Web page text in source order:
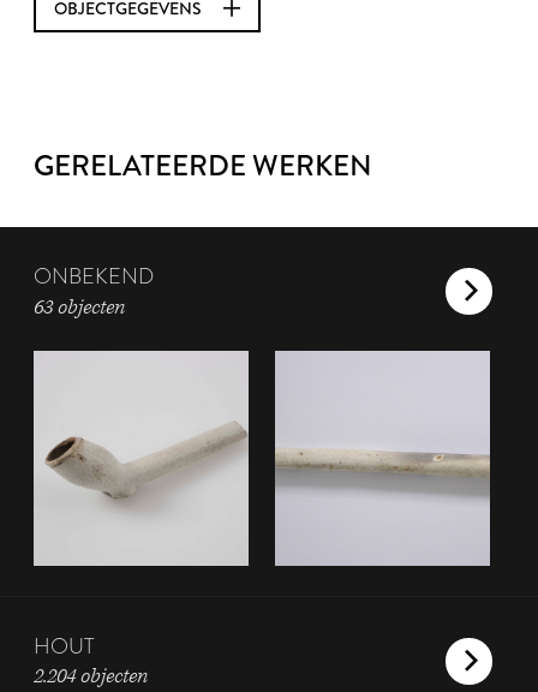
OBJECTGEGEVENS
GERELATEERDE WERKEN
ONBEKEND
63 objecten
HOUT
2.204 objecten